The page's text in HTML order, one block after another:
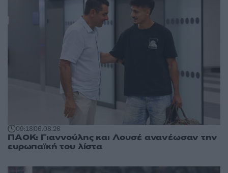
09:1806.08.26
ΠΑΟΚ: Γιαννούλης και Λουσέ ανανέωσαν την
ευρωπαϊκή του λίστα